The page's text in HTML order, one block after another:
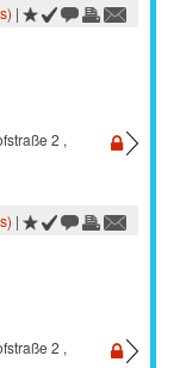
|
2 ,
|
2 ,